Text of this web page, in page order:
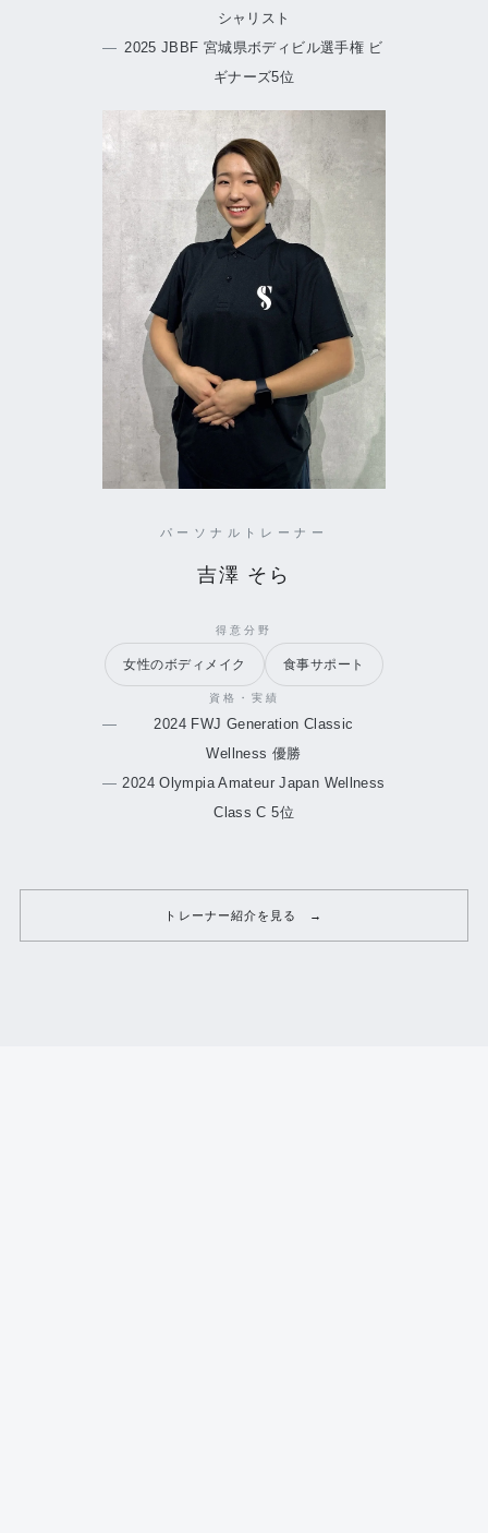
シャリスト
2025 JBBF 宮城県ボディビル選手権 ビ
ギナーズ5位
パーソナルトレーナー
吉澤 そら
得意分野
女性のボディメイク 食事サポート
資格・実績
2024 FWJ Generation Classic
Wellness 優勝
2024 Olympia Amateur Japan Wellness
Class C 5位
トレーナー紹介を見る